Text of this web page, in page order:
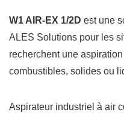
W1 AIR-EX 1/2D est une
ALES Solutions pour les
recherchent une
combustibles, solides ou
Aspirateur industriel à air